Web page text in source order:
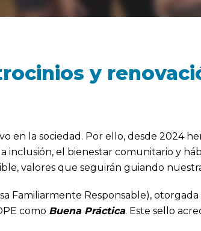
y
en la sociedad. Por ello, desde 2024
el bienestar comunitario y
valores que seguirán guiando
Familiarmente Responsable), otorgada
como Buena Práctica. Este sello